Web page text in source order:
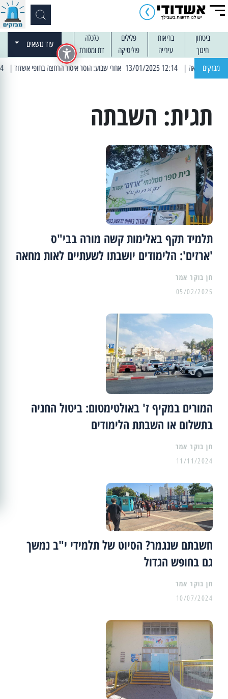
ביטחון בריאות פלילים
כלכלה
חינוך
עירייה פוליטיקה דת ומסורת
עוד נושאים
מבזקים | 12:14 13/01/2025 אחרי שבוע: הוסר איסור הרחצה בחופי אשדוד | 13:04 14/01/2025 עובדים בלילות: עבודות קרצוף וריבוד אספלט
תגית: השבתה
תלמיד תקף באלימות קשה מורה בבי"ס
'ארזים': הלימודים יושבתו לשעתיים לאות מחאה
05/02/2025
המורים במקיף ז' באולטימטום: ביטול החניה
בתשלום או השבתת הלימודים
11/11/2024
חשבתם שנגמר? הסיוט של תלמידי י"ב נמשך
גם בחופש הגדול
10/07/2024